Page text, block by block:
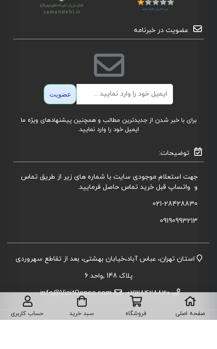
عضویت در خبرنامه
عضویت
برای با خبر شدن از جدیدترین مطالب و همچنین پیشنهادهای ویژه ما
ایمیل خود را وارد نمایید.
توضیحات:
جهت استعلام موجودی سایت با شماره های زیر از طریق تماس
و واتساپ قبل خرید تماس حاصل فرمایید.
021-28428830
09190993213
استان تهران، عباس آباد،خیابان بهشتی، بعد از تقاطع سهروردی
پلاک 148 ,واحد 6
02128428830
info@VisitQonos.com
صفحه اصلی فروشگاه سبد خرید حساب کاربری